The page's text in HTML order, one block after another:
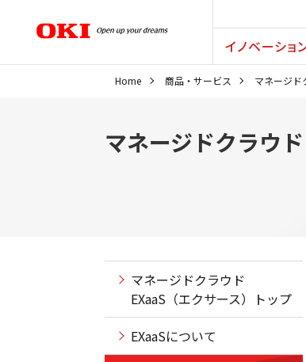
イノベーショ
Home 商品・サービス マネージド
マネージドクラウ
マネージドクラウド
EXaaS（エクサース）トップ
EXaaSについて